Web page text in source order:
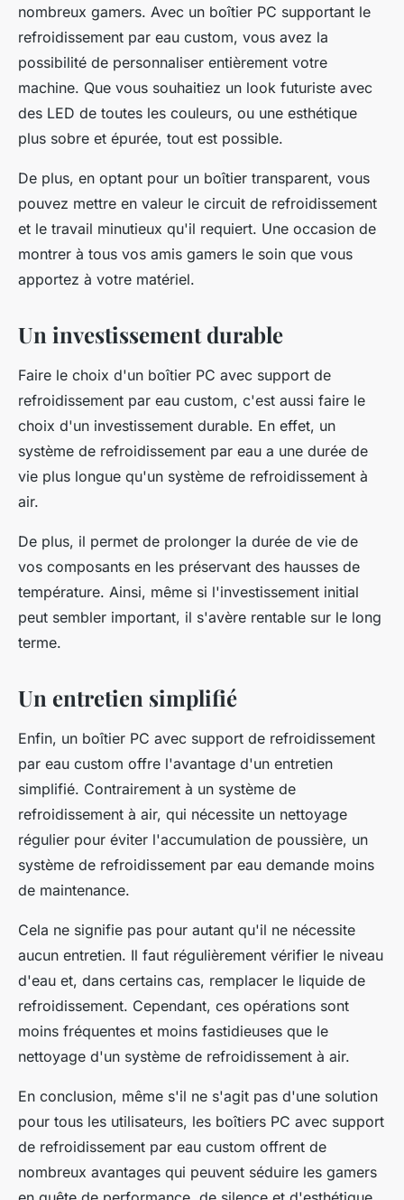
nombreux gamers. Avec un boîtier PC supportant le
refroidissement par eau custom, vous avez la
possibilité de personnaliser entièrement votre
machine. Que vous souhaitiez un look futuriste avec
des LED de toutes les couleurs, ou une esthétique
plus sobre et épurée, tout est possible.
De plus, en optant pour un boîtier transparent, vous
pouvez mettre en valeur le circuit de refroidissement
et le travail minutieux qu'il requiert. Une occasion de
montrer à tous vos amis gamers le soin que vous
apportez à votre matériel.
Un investissement durable
Faire le choix d'un boîtier PC avec support de
refroidissement par eau custom, c'est aussi faire le
choix d'un investissement durable. En effet, un
système de refroidissement par eau a une durée de
vie plus longue qu'un système de refroidissement à
air.
De plus, il permet de prolonger la durée de vie de
vos composants en les préservant des hausses de
température. Ainsi, même si l'investissement initial
peut sembler important, il s'avère rentable sur le long
terme.
Un entretien simplifié
Enfin, un boîtier PC avec support de refroidissement
par eau custom offre l'avantage d'un entretien
simplifié. Contrairement à un système de
refroidissement à air, qui nécessite un nettoyage
régulier pour éviter l'accumulation de poussière, un
système de refroidissement par eau demande moins
de maintenance.
Cela ne signifie pas pour autant qu'il ne nécessite
aucun entretien. Il faut régulièrement vérifier le niveau
d'eau et, dans certains cas, remplacer le liquide de
refroidissement. Cependant, ces opérations sont
moins fréquentes et moins fastidieuses que le
nettoyage d'un système de refroidissement à air.
En conclusion, même s'il ne s'agit pas d'une solution
pour tous les utilisateurs, les boîtiers PC avec support
de refroidissement par eau custom offrent de
nombreux avantages qui peuvent séduire les gamers